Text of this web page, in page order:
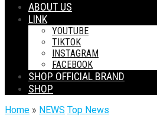
ABOUT US
LINK
YOUTUBE
TIKTOK
INSTAGRAM
FACEBOOK
SHOP OFFICIAL BRAND
SHOP
Home » NEWS Top News